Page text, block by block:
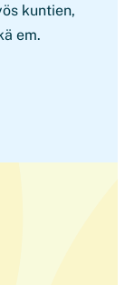
kuntien,
em.